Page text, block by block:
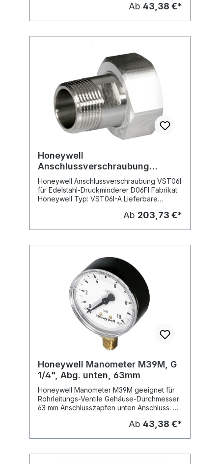
Dimensionen: Typ: M38K-A10, Teilung: 0 - 10
bar, Vordruck
Ab 43,38 €*
Honeywell
Anschlussverschraubung
VST06I, Edelstahl A
Honeywell Anschlussverschraubung VST06I
für Edelstahl-Druckminderer D06FI Fabrikat:
Honeywell Typ: VST06I-A Lieferbare
DN 15 (1/2") VST06I-3/4A, Nennweite: DN
VST06I-11/2A, Nennweite: DN 40 (11/2")
Ab 203,73 €*
Honeywell Manometer M39M, G
1/4", Abg. unten, 63mm
Honeywell Manometer M39M geeignet für
Rohrleitungs-Ventile Gehäuse-Durchmesser:
63 mm Anschlusszapfen unten Anschluss: G
Lieferbare Dimensionen: Typ: M39M-A10,
Ab 43,38 €*